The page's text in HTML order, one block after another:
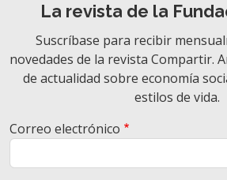
La revista de la
Suscríbase para recibir
novedades de la revista Compartir.
de actualidad sobre economía
estilos de vida.
Correo electrónico